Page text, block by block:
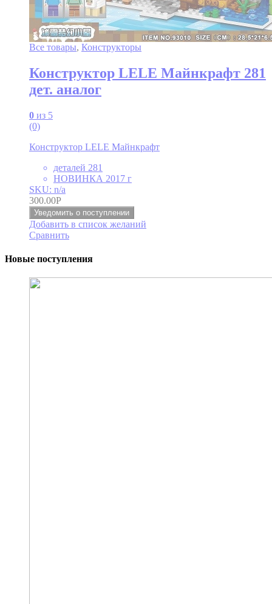
Все товары, Конструкторы
Конструктор LELE Майнкрафт 281
дет. аналог
0 из 5
(0)
Конструктор LELE Майнкрафт
деталей 281
НОВИНКА 2017 г
SKU: n/a
300.00Р
Уведомить о поступлении
Добавить в список желаний
Сравнить
Новые поступления